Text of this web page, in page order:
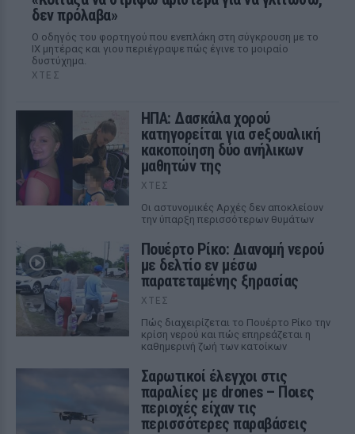
δεν πρόλαβα»
Ο οδηγός του φορτηγού που ενεπλάκη στη σύγκρουση με το
ΙΧ μητέρας και γιου περιέγραψε πώς έγινε το μοιραίο
δυστύχημα.
ΧΤΕΣ
ΗΠΑ: Δασκάλα χορού
κατηγορείται για σeξουαλική
κακοποίηση δύο ανήλικων
μαθητών της
ΧΤΕΣ
Οι αστυνομικές Αρχές δεν αποκλείουν
την ύπαρξη περισσότερων θυμάτων
Πουέρτο Ρίκο: Διανομή νερού
με δελτίο εν μέσω
παρατεταμένης ξηρασίας
ΧΤΕΣ
Πώς διαχειρίζεται το Πουέρτο Ρίκο την
κρίση νερού και πώς επηρεάζεται η
καθημερινή ζωή των κατοίκων
Σαρωτικοί έλεγχοι στις
παραλίες με drones – Ποιες
περιοχές είχαν τις
περισσότερες παραβάσεις